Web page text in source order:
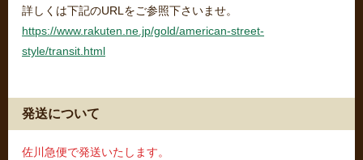
詳しくは下記のURLをご参照下さいませ。
https://www.rakuten.ne.jp/gold/american-street-
style/transit.html
発送について
佐川急便で発送いたします。